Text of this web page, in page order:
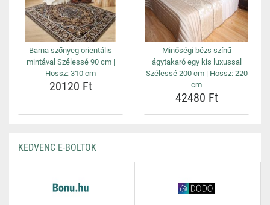
Barna szőnyeg orientális
mintával Szélessé 90 cm |
Hossz: 310 cm
20120 Ft
Minőségi bézs színű
ágytakaró egy kis luxussal
Szélessé 200 cm | Hossz: 220
cm
42480 Ft
KEDVENC E-BOLTOK